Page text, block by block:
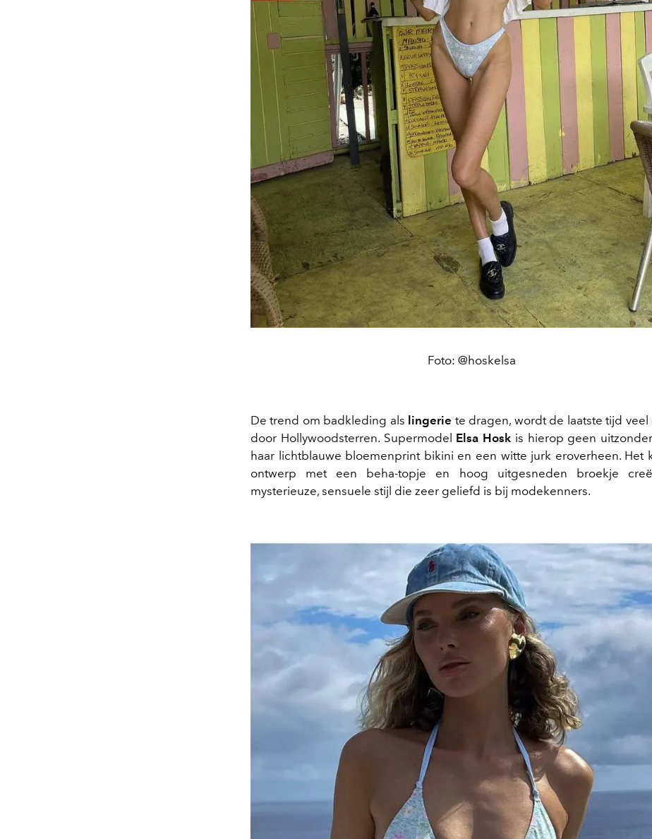
Foto: @hoskelsa
De trend om badkleding als lingerie te dragen, wordt de laatste tijd veel
door Hollywoodsterren. Supermodel Elsa Hosk is hierop geen
haar lichtblauwe bloemenprint bikini en een witte jurk eroverheen. Het
ontwerp met een beha-topje en hoog uitgesneden broekje
mysterieuze, sensuele stijl die zeer geliefd is bij modekenners.